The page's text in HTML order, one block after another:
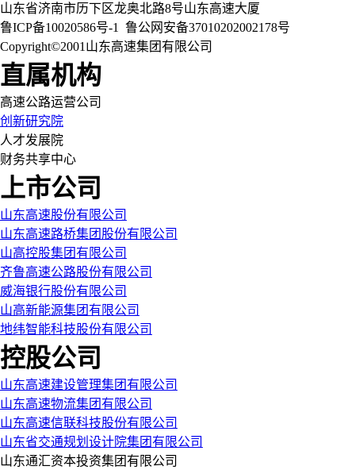
山东省济南市历下区龙奥北路8号山东高速大厦
鲁ICP备10020586号-1
鲁公网安备37010202002178号
Copyright©2001山东高速集团有限公司
直属机构
高速公路运营公司
创新研究院
人才发展院
财务共享中心
上市公司
山东高速股份有限公司
山东高速路桥集团股份有限公司
山高控股集团有限公司
齐鲁高速公路股份有限公司
威海银行股份有限公司
山高新能源集团有限公司
地纬智能科技股份有限公司
控股公司
山东高速建设管理集团有限公司
山东高速物流集团有限公司
山东高速信联科技股份有限公司
山东省交通规划设计院集团有限公司
山东通汇资本投资集团有限公司